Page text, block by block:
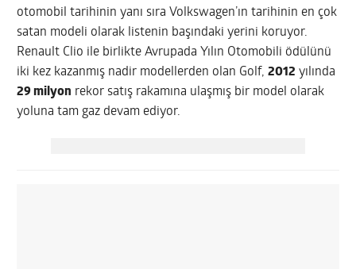
otomobil tarihinin yanı sıra Volkswagen’ın tarihinin en çok
satan modeli olarak listenin başındaki yerini koruyor.
Renault Clio ile birlikte Avrupada Yılın Otomobili ödülünü
iki kez kazanmış nadir modellerden olan Golf,2012 yılında
29 milyon rekor satış rakamına ulaşmış bir model olarak
yoluna tam gaz devam ediyor.